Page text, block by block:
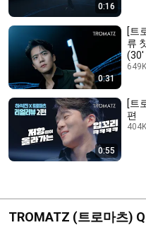
0:16
0:31
[트
류
(30'
0:55
[트
편
TROMATZ (트로마츠)